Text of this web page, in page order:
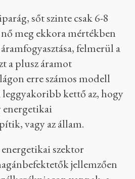
sőt szinte csak 6-8
meg ekkora mértékben
felmerül a
a plusz áramot
erre számos modell
leggyakoribb kettő az, hogy
energetikai
vagy az állam.
szektor
jellemzően